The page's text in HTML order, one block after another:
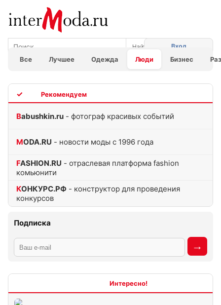
Все Лучшее Одежда Люди Бизнес
Вход
Babushkin.ru - фотограф красивых событий
MODA.RU - новости моды с 1996 года
FASHION.RU - отраслевая платформа fashion
комьюнити
КОНКУРС.РФ - конструктор для проведения
конкурсов
Подписка